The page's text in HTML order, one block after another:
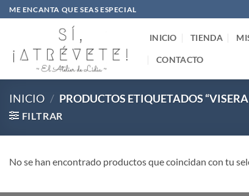
Saltar
al
ME ENCANTA QUE SEAS ESPECIAL
INICIO TIENDA
CONTACTO
INICIO / PRODUCTOS ETIQUETADOS
FILTRAR
No se han encontrado productos que coincidan con tu